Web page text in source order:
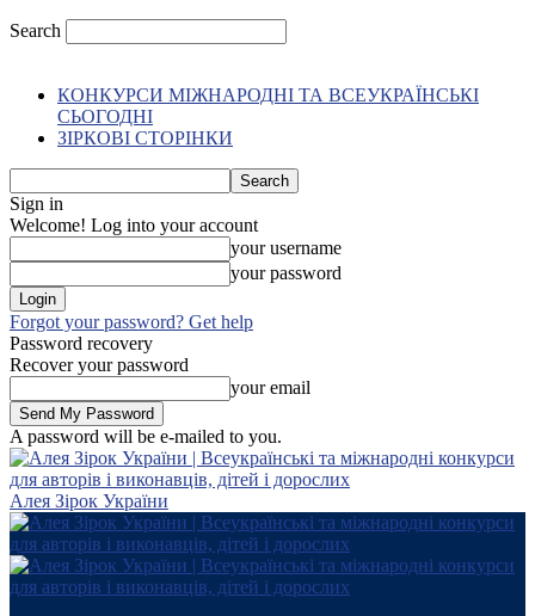
Search
КОНКУРСИ МІЖНАРОДНІ ТА ВСЕУКРАЇНСЬКІ
СЬОГОДНІ
ЗІРКОВІ СТОРІНКИ
Sign in
Welcome! Log into your account
your username
your password
Forgot your password? Get help
Password recovery
Recover your password
your email
A password will be e-mailed to you.
Алея Зірок України